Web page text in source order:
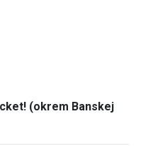
(okrem Banskej